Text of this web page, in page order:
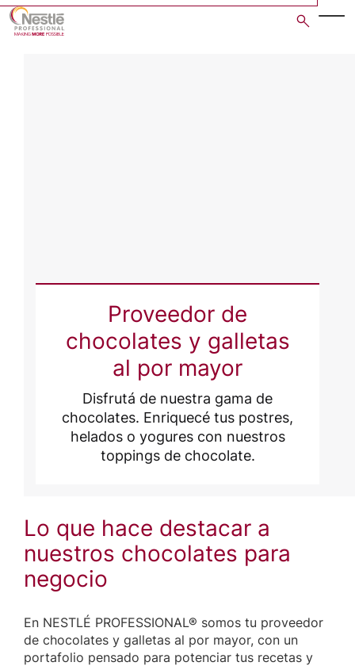
Skip
Proveedor de
chocolates y galletas
al por mayor
Disfrutá de nuestra gama de
chocolates. Enriquecé tus postres,
helados o yogures con nuestros
toppings de chocolate.
Lo que hace destacar a
nuestros chocolates para
negocio
En NESTLÉ PROFESSIONAL® somos tu proveedor
de chocolates y galletas al por mayor, con un
portafolio pensado para potenciar tus recetas y